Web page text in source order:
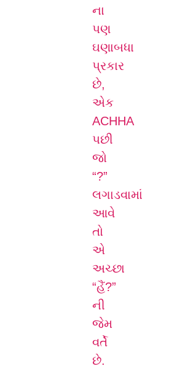
ના
પણ
ઘણાબધા
પ્રકાર
છે,
એક
ACHHA
પછી
જો
“?”
લગાડવામાં
આવે
તો
એ
અચ્છા
“હૈં?”
ની
જેમ
વર્તે
છે.